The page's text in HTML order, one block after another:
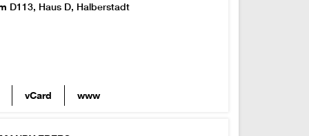
D113, Haus D, Halberstadt
vCard www